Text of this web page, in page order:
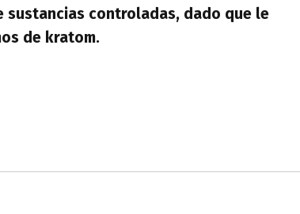
sustancias controladas, dado que le
de kratom.